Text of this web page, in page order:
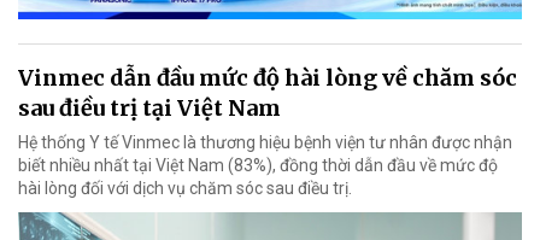
Vinmec dẫn đầu mức độ hài lòng về chăm sóc
sau điều trị tại Việt Nam
Hệ thống Y tế Vinmec là thương hiệu bệnh viện tư nhân được nhận
biết nhiều nhất tại Việt Nam (83%), đồng thời dẫn đầu về mức độ
hài lòng đối với dịch vụ chăm sóc sau điều trị.